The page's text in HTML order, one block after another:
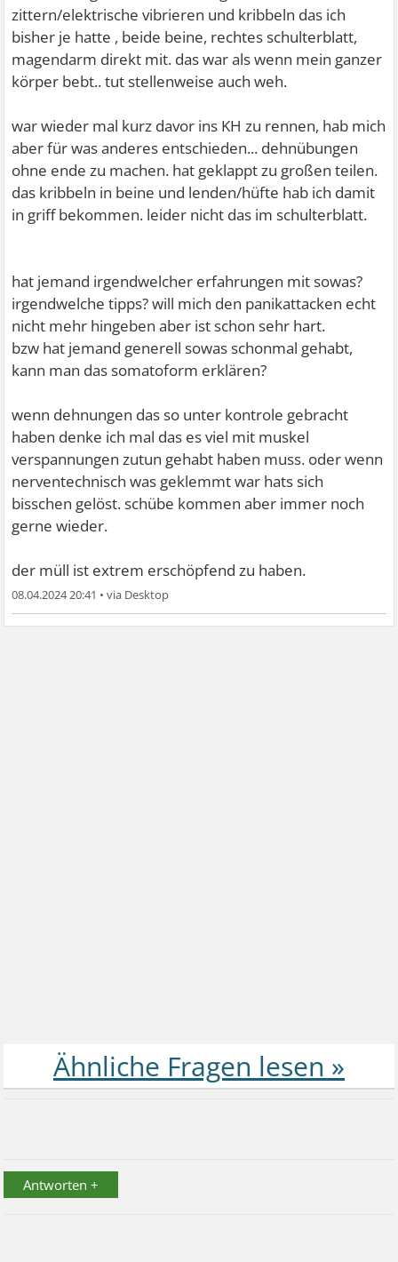
zittern/elektrische vibrieren und kribbeln das ich
bisher je hatte , beide beine, rechtes schulterblatt,
magendarm direkt mit. das war als wenn mein ganzer
körper bebt.. tut stellenweise auch weh.
war wieder mal kurz davor ins KH zu rennen, hab mich
aber für was anderes entschieden... dehnübungen
ohne ende zu machen. hat geklappt zu großen teilen.
das kribbeln in beine und lenden/hüfte hab ich damit
in griff bekommen. leider nicht das im schulterblatt.
hat jemand irgendwelcher erfahrungen mit sowas?
irgendwelche tipps? will mich den panikattacken echt
nicht mehr hingeben aber ist schon sehr hart.
bzw hat jemand generell sowas schonmal gehabt,
kann man das somatoform erklären?
wenn dehnungen das so unter kontrole gebracht
haben denke ich mal das es viel mit muskel
verspannungen zutun gehabt haben muss. oder wenn
nerventechnisch was geklemmt war hats sich
bisschen gelöst. schübe kommen aber immer noch
gerne wieder.
der müll ist extrem erschöpfend zu haben.
08.04.2024 20:41 •
Antworten +